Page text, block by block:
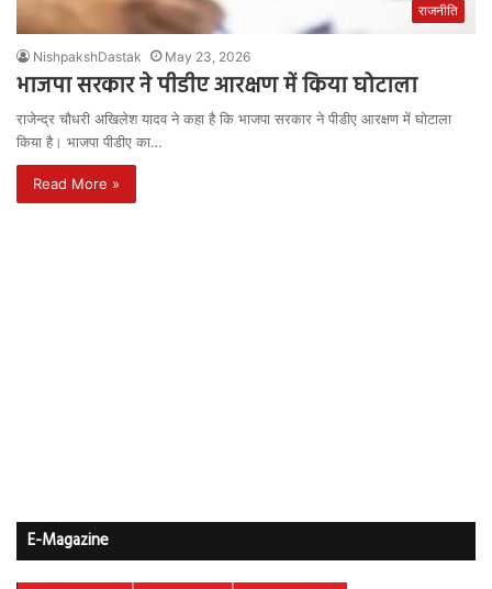
राजनीति
NishpakshDastak May 23, 2026
भाजपा सरकार ने पीडीए आरक्षण में किया घोटाला
राजेन्द्र चौधरी अखिलेश यादव ने कहा है कि भाजपा सरकार ने पीडीए आरक्षण में घोटाला
किया है। भाजपा पीडीए का…
Read More »
E-Magazine